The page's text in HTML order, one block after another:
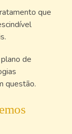
que
de
questão.